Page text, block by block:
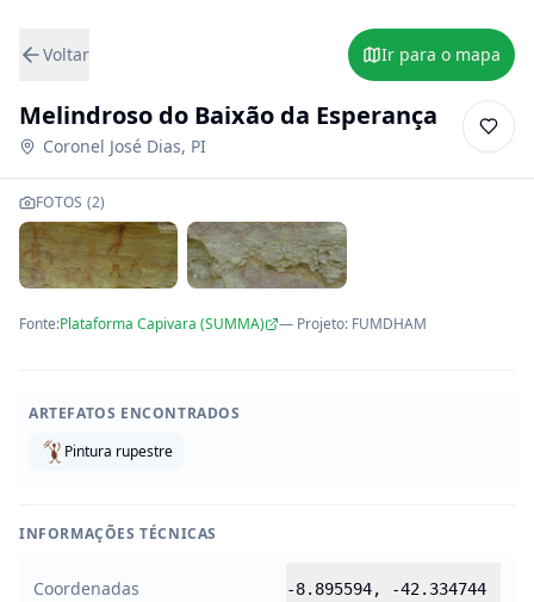
Voltar Ir para o mapa
Melindroso do Baixão da Esperança
Coronel José Dias, PI
FOTOS (2)
Fonte:Plataforma Capivara (SUMMA) — Projeto: FUMDHAM
ARTEFATOS ENCONTRADOS
Pintura rupestre
INFORMAÇÕES TÉCNICAS
Coordenadas -8.895594, -42.334744